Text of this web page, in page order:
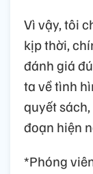
Vì vậy, tôi
kịp thời,
đánh giá
ta về tình
quyết
đoạn hiện
*Phóng